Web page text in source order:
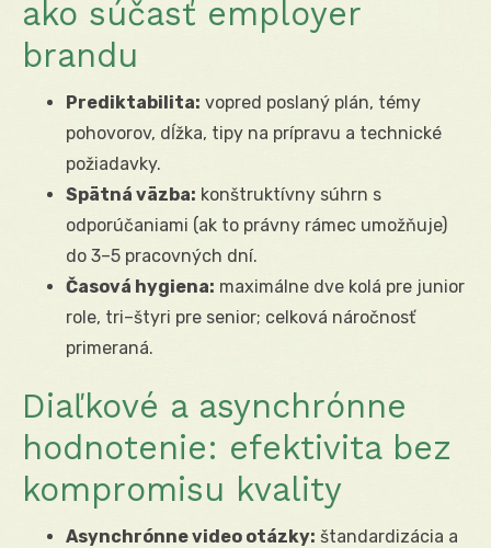
ako súčasť employer
brandu
Prediktabilita: vopred poslaný plán, témy
pohovorov, dĺžka, tipy na prípravu a technické
požiadavky.
Spätná väzba: konštruktívny súhrn s
odporúčaniami (ak to právny rámec umožňuje)
do 3–5 pracovných dní.
Časová hygiena: maximálne dve kolá pre junior
role, tri–štyri pre senior; celková náročnosť
primeraná.
Diaľkové a asynchrónne
hodnotenie: efektivita bez
kompromisu kvality
Asynchrónne video otázky: štandardizácia a